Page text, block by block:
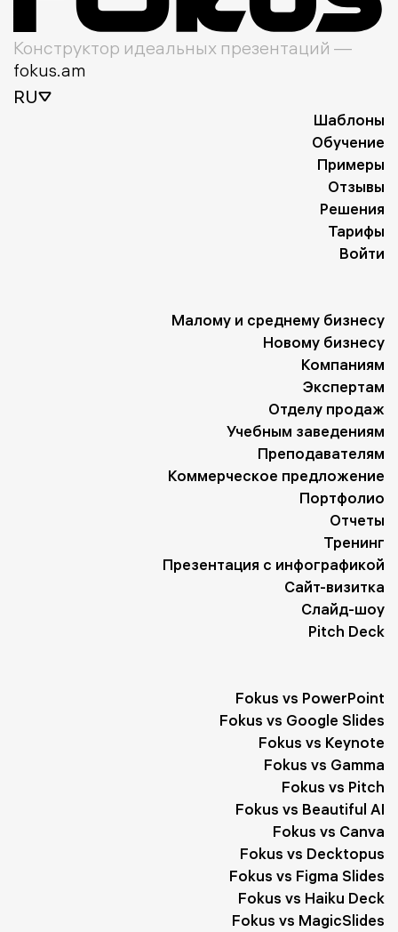
Конструктор идеальных презентаций —
fokus.am
RU
Шаблоны
Обучение
Примеры
Отзывы
Решения
Тарифы
Войти
Малому и среднему бизнесу
Новому бизнесу
Компаниям
Экспертам
Отделу продаж
Учебным заведениям
Преподавателям
Коммерческое предложение
Портфолио
Отчеты
Тренинг
Презентация с инфографикой
Сайт-визитка
Слайд-шоу
Pitch Deck
Fokus vs PowerPoint
Fokus vs Google Slides
Fokus vs Keynote
Fokus vs Gamma
Fokus vs Pitch
Fokus vs Beautiful AI
Fokus vs Canva
Fokus vs Decktopus
Fokus vs Figma Slides
Fokus vs Haiku Deck
Fokus vs MagicSlides